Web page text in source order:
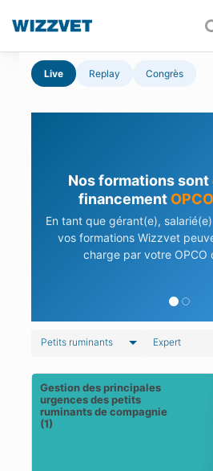
Live Replay Congrès
Nos formations sont
financement OPCO
En tant que gérant(e),
vos formations Wizzvet
charge par votre OPCO
Petits ruminants Expert
Gestion des principales
urgences des petits
ruminants de compagnie
(1)